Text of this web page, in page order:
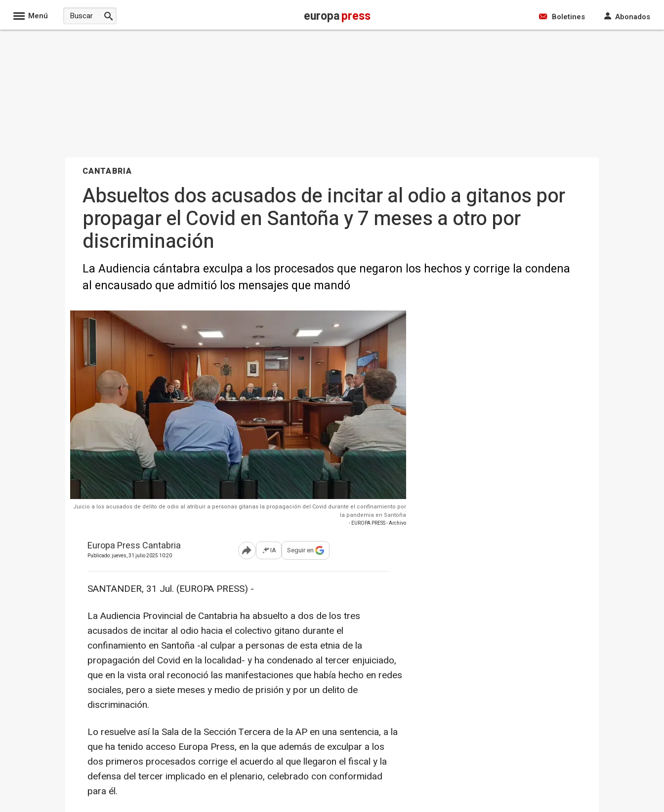
Menú europapress Boletines Abonados
CANTABRIA
Absueltos dos acusados de incitar al odio a gitanos por
propagar el Covid en Santoña y 7 meses a otro por
discriminación
La Audiencia cántabra exculpa a los procesados que negaron los hechos y corrige la condena
al encausado que admitió los mensajes que mandó
Juicio a los acusados de delito de odio al atribuir a personas gitanas la propagación del Covid durante el confinamiento por
la pandemia en Santoña
- EUROPA PRESS - Archivo
Europa Press Cantabria
Publicado: jueves, 31 julio 2025 10:20 Abrir opciones para compartir
IA Seguir en
SANTANDER, 31 Jul. (EUROPA PRESS) -
La Audiencia Provincial de Cantabria ha absuelto a dos de los tres
acusados de incitar al odio hacia el colectivo gitano durante el
confinamiento en Santoña -al culpar a personas de esta etnia de la
propagación del Covid en la localidad- y ha condenado al tercer enjuiciado,
que en la vista oral reconoció las manifestaciones que había hecho en redes
sociales, pero a siete meses y medio de prisión y por un delito de
discriminación.
Lo resuelve así la Sala de la Sección Tercera de la AP en una sentencia, a la
que ha tenido acceso Europa Press, en la que además de exculpar a los
dos primeros procesados corrige el acuerdo al que llegaron el fiscal y la
defensa del tercer implicado en el plenario, celebrado con conformidad
para él.